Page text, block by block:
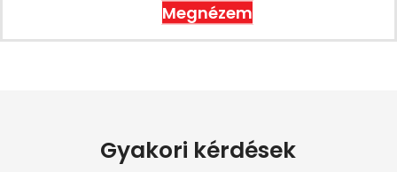
Megnézem
Gyakori kérdések